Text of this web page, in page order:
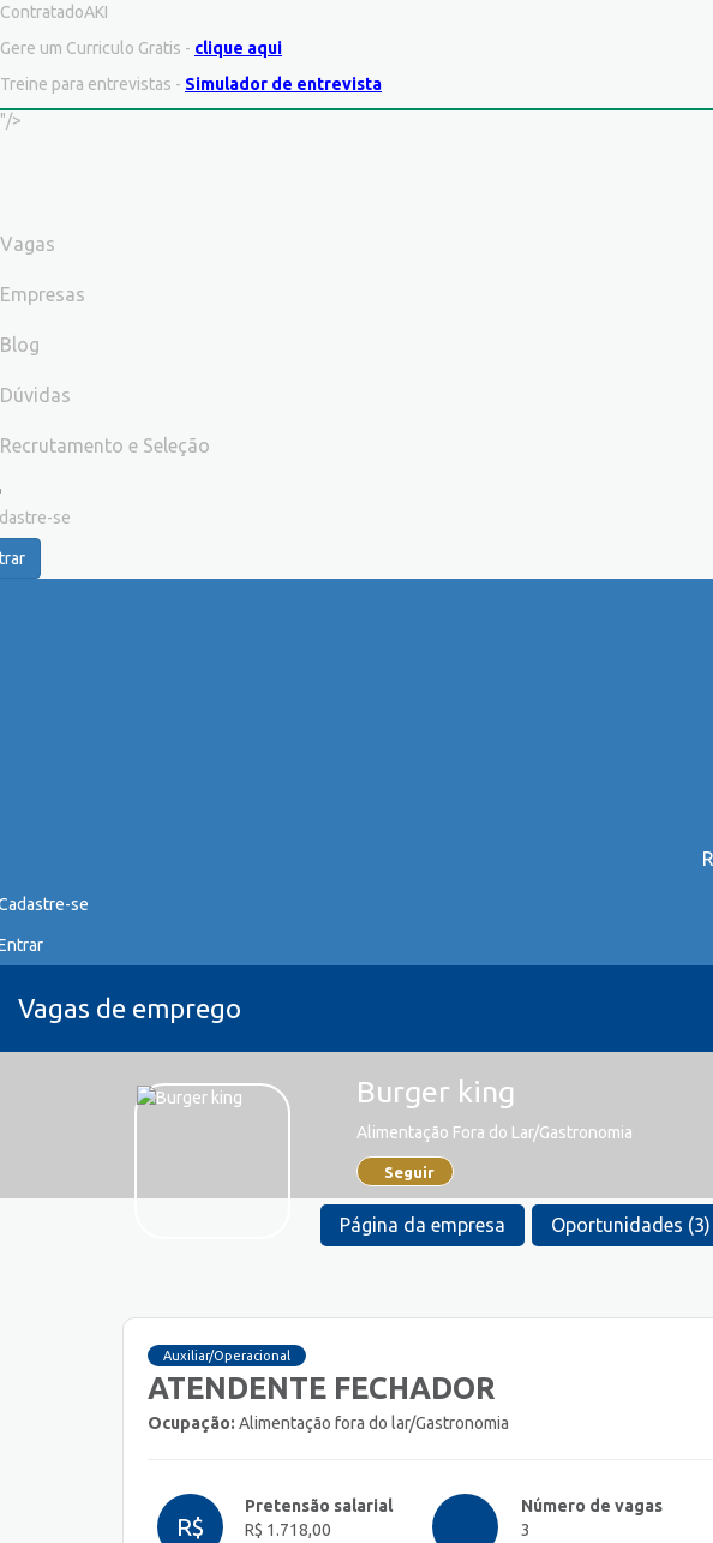
ContratadoAKI
Gere um Curriculo Gratis - clique aqui
Treine para entrevistas - Simulador de entrevista
"/>
Vagas
Empresas
Blog
Dúvidas
Recrutamento e Seleção
se
se
Vagas de emprego
Burger king
Alimentação Fora do Lar/Gastronomia
Seguir
Página da empresa Oportunidades (3)
Auxiliar/Operacional
ATENDENTE FECHADOR
Ocupação: Alimentação fora do lar/Gastronomia
R$
Pretensão salarial
R$ 1.718,00
Número de vagas
3